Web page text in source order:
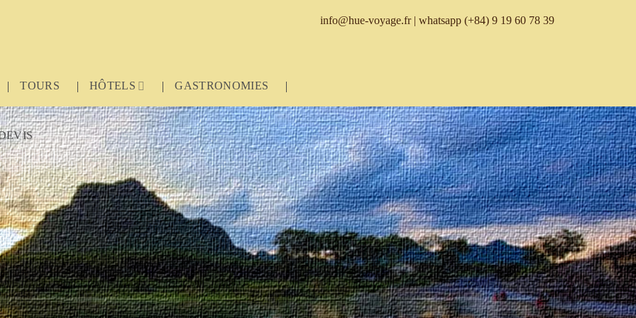
TOURS HÔTELS GASTRONOMIES
info@hue-voyage.fr| whatsapp (+84) 9 19 60 78 39